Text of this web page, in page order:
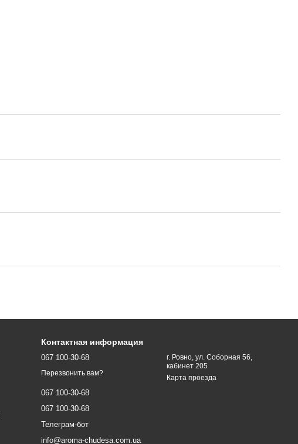
Контактная информация
067 100-30-68
Перезвонить вам?
067 100-30-68
067 100-30-68
Телеграм-бот
info@aroma-chudesa.com.ua
г. Ровно, ул. Соборная 56,
кабинет 205
Карта проезда